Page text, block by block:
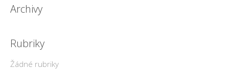
Archivy
Rubriky
Žádné rubriky